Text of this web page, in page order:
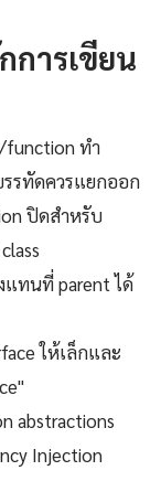
การเขียน
function ทำ
รทัดควรแยกออก
ปิดสำหรับ
แทนที่ parent ได้
ให้เล็กและ
abstractions
Injection